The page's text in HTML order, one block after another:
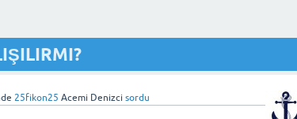
25fikon25 Acemi Denizci sordu